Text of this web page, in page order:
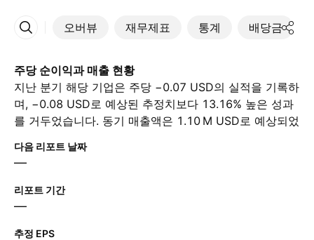
오버뷰 재무제표 통계 배당금
More
주당 순이익과 매출 현황
지난 분기 해당 기업은 주당 −0.07 USD의 실적을 기록하
며, −0.08 USD로 예상된 추정치보다 13.16% 높은 성과
를 거두었습니다. 동기 매출액은 ‪1.10 M‬ USD로 예상되었
실적에 대해 애널리스트들은 주당 순이익이 −0.08 USD
다음 리포트 날짜
—
리포트 기간
—
추정 EPS